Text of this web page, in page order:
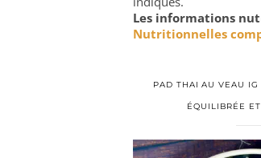
Les informations
Nutritionnelles
PAD THAI AU VEAU IG
ÉQUILIBRÉE